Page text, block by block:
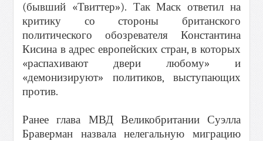
(бывший «Твиттер»). Так Маск ответил на
критику со стороны британского
политического обозревателя Константина
Кисина в адрес европейских стран, в которых
«распахивают двери любому» и
«демонизируют» политиков, выступающих
против.
Ранее глава МВД Великобритании Суэлла
Браверман назвала нелегальную миграцию